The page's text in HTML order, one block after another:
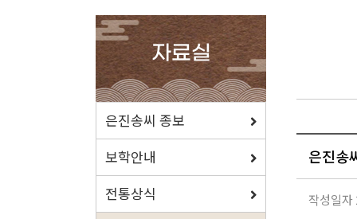
포상/장학
효행 정신과 숭조돈종의 사상이
투철한 장학생을 지원합니다.
자료실
은진송씨 종보
보학안내
전통상식
은진송
작성일